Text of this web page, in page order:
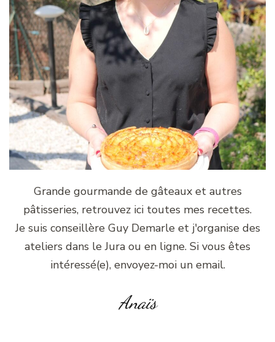
Grande gourmande de gâteaux et autres
pâtisseries, retrouvez ici toutes mes recettes.
Je suis conseillère Guy Demarle et j'organise des
ateliers dans le Jura ou en ligne. Si vous êtes
intéressé(e), envoyez-moi un email.
Anaïs